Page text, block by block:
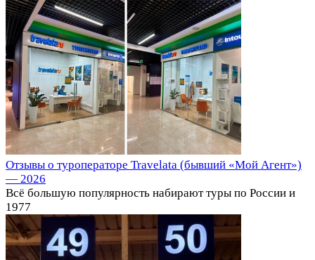
Отзывы о туроператоре Travelata (бывший «Мой Агент»)
— 2026
Всё большую популярность набирают туры по России и
1977